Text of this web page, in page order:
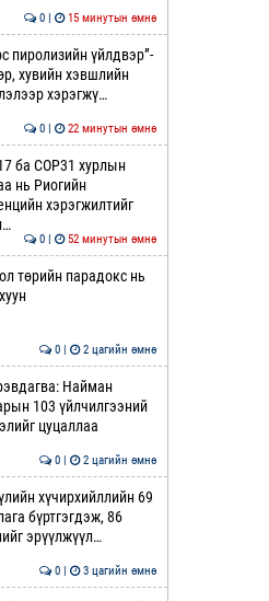
0 | 15 минутын өмнө
пиролизийн үйлдвэр”-
хувийн хэвшлийн
хэрэгжү…
0 | 22 минутын өмнө
ба COP31 хурлын
нь Риогийн
хэрэгжилтийг
0 | 52 минутын өмнө
төрийн парадокс нь
0 | 2 цагийн өмнө
Найман
103 үйлчилгээний
цуцаллаа
0 | 2 цагийн өмнө
хүчирхийллийн 69
бүртгэгдэж, 86
эрүүлжүүл…
0 | 3 цагийн өмнө